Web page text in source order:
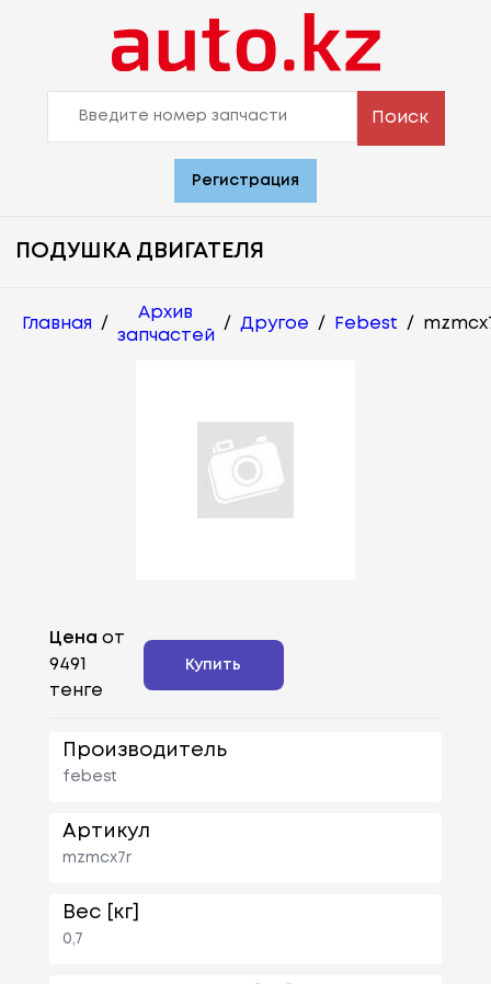
Поиск
Регистрация
ПОДУШКА ДВИГАТЕЛЯ
Главная /
Архив
запчастей
/ Другое / Febest /
Цена от
9491
тенге
Купить
Производитель
febest
Артикул
mzmcx7r
Вес [кг]
0,7